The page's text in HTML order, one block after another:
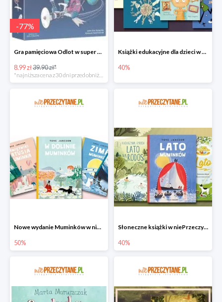
-77%
Gra pamięciowa Odlot w super cenie
8.99 zł39.90 zł*
Książki edukacyjne dla dzieci w niePrzeczytane.pl do -40%
40%
Nowe wydanie Muminków w niePrzeczytane.pl do -50%
50%
Słoneczne książki w niePrzeczytane.pl do -40%
40%